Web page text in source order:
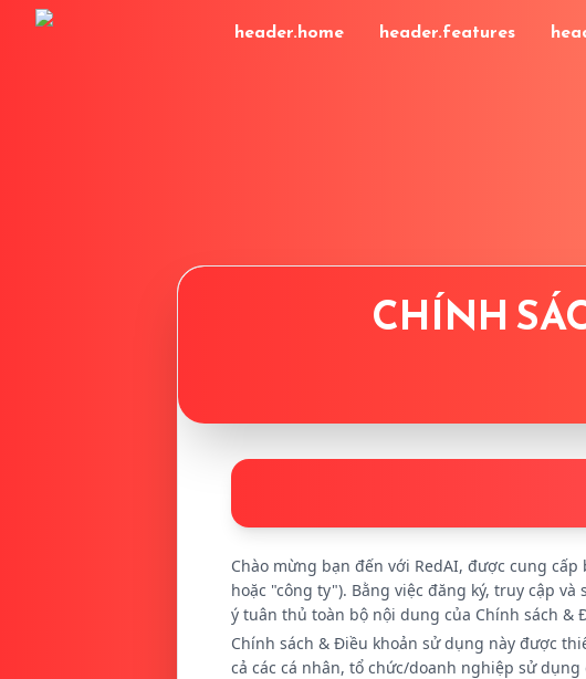
header.home header.features
CHÍNH
Chào mừng bạn đến với RedAI, được cung
hoặc "công ty"). Bằng việc đăng ký, truy cập
ý tuân thủ toàn bộ nội dung của Chính sách &
Chính sách & Điều khoản sử dụng này được
cả các cá nhân, tổ chức/doanh nghiệp sử